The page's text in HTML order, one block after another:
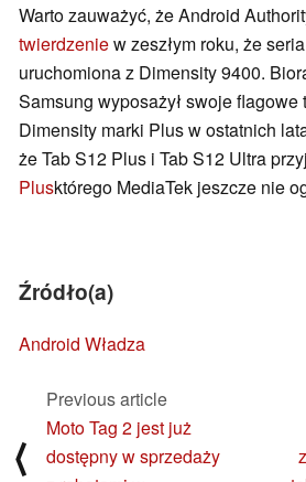
Warto zauważyć, że Android
twierdzeniew zeszłym roku, że
uruchomiona z Dimensity 9400.
Samsung wyposażył swoje
Dimensity marki Plus w ostatnich
że Tab S12 Plus i Tab S12 Ultra
Plusktórego MediaTek jeszcze nie
Źródło(a)
Android Władza
⟨
Previous article
Moto Tag 2 jest już
dostępny w sprzedaży